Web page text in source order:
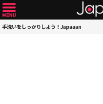
手洗いをしっかりしよう！Japaaan